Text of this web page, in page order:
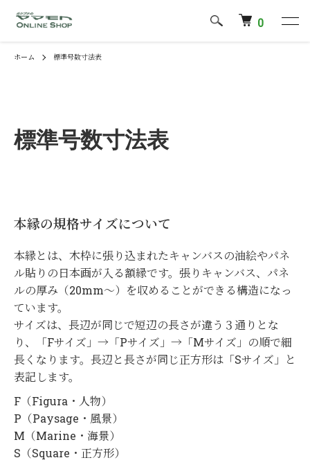
0
ホーム 標準号数寸法表
標準号数寸法表
本縁の規格サイズについて
本縁とは、木枠に張り込まれたキャンバスの油絵やパネ
ル貼りの日本画が入る額縁です。張りキャンバス、パネ
ルの厚み（20mm～）を収めることができる構造になっ
ています。
サイズは、長辺が同じで短辺の長さが違う３通りとな
り、「Fサイズ」→「Pサイズ」→「Mサイズ」の順で細
長くなります。長辺と長さが同じ正方形は「Sサイズ」と
表記します。
F（Figura・人物）
P（Paysage・風景）
M（Marine・海景）
S（Square・正方形）